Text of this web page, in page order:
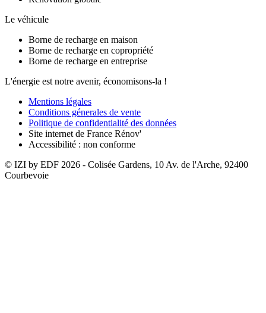
Le véhicule
Borne de recharge en maison
Borne de recharge en copropriété
Borne de recharge en entreprise
L'énergie est notre avenir, économisons-la !
Mentions légales
Conditions génerales de vente
Politique de confidentialité des données
Site internet de France Rénov'
Accessibilité : non conforme
© IZI by EDF 2026 - Colisée Gardens, 10 Av. de l'Arche, 92400
Courbevoie